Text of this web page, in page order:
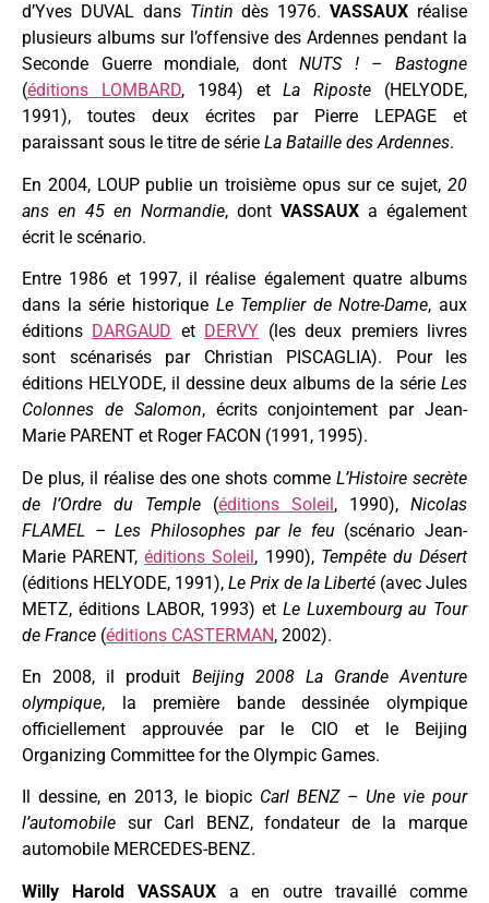
d’Yves DUVAL dans Tintin dès 1976.VASSAUX réalise
plusieurs albums sur l’offensive des Ardennes pendant la
Seconde Guerre mondiale, dontNUTS ! – Bastogne
(éditions LOMBARD, 1984) etLa Riposte (HELYODE,
1991), toutes deux écrites par Pierre LEPAGE et
paraissant sous le titre de série La Bataille des Ardennes.
En 2004, LOUP publie un troisième opus sur ce sujet, 20
ans en 45 en Normandie, dont VASSAUX a également
écrit le scénario.
Entre 1986 et 1997, il réalise également quatre albums
dans la série historique Le Templier de Notre-Dame, aux
éditions DARGAUD et DERVY (les deux premiers livres
sont scénarisés par Christian PISCAGLIA). Pour les
éditions HELYODE, il dessine deux albums de la série Les
Colonnes de Salomon, écrits conjointement par Jean-
Marie PARENT et Roger FACON (1991, 1995).
De plus, il réalise des one shots commeL’Histoire secrète
de l’Ordre du Temple (éditions Soleil, 1990), Nicolas
FLAMEL – Les Philosophes par le feu (scénario Jean-
Marie PARENT,éditions Soleil, 1990), Tempête du Désert
(éditions HELYODE, 1991), Le Prix de la Liberté (avec Jules
METZ, éditions LABOR, 1993) et Le Luxembourg au Tour
de France (éditions CASTERMAN, 2002).
En 2008, il produit Beijing 2008 La Grande Aventure
olympique, la première bande dessinée olympique
officiellement approuvée par le CIO et le Beijing
Organizing Committee for the Olympic Games.
Il dessine, en 2013, le biopic Carl BENZ – Une vie pour
l’automobile sur Carl BENZ, fondateur de la marque
automobile MERCEDES-BENZ.
Willy Harold VASSAUXa en outre travaillé comme